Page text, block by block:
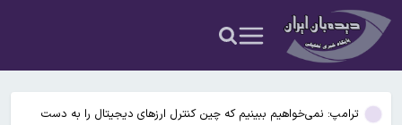
دخترش بود
امام‌جمعه اهواز: با افزایش برد موشک هایمان به ۱۵ هزار کیلومتر می
خواهیم عمق آمریکا را هدف قرار دهیم
ترامپ: نمی‌خواهیم ببینیم که چین کنترل ارز‌های دیجیتال را به دست